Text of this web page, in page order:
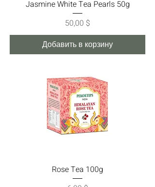
Jasmine White Tea Pearls 50g
Цена
50,00 $
Добавить в корзину
Rose Tea 100g